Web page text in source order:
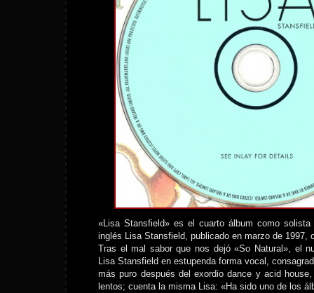
«Lisa Stansfield» es el cuarto álbum como
inglés Lisa Stansfield, publicado en marzo de 1997,
Tras el mal sabor que nos dejó «So Natural», el
Lisa Stansfield en estupenda forma vocal,
más puro después del exordio dance y acid
lentos; cuenta la misma Lisa: «Ha sido uno de los